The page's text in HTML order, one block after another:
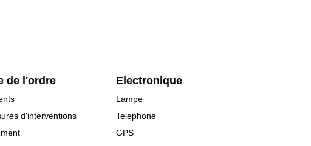
de l'ordre
d'interventions
Electronique
Lampe
Telephone
GPS